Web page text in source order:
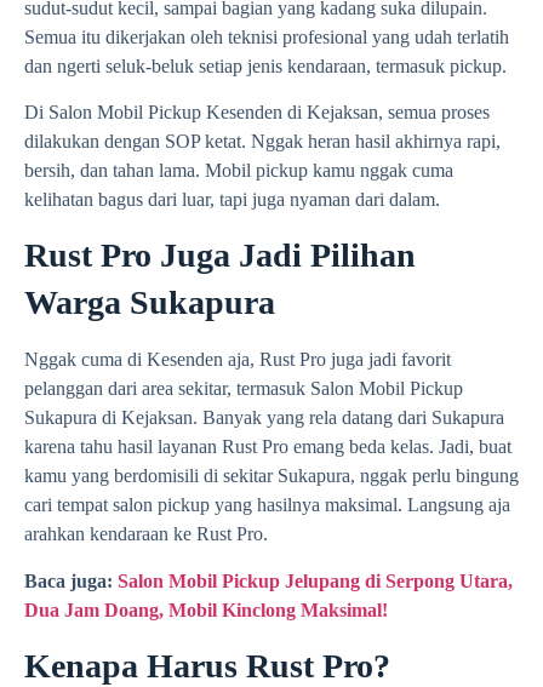
sudut-sudut kecil, sampai bagian yang kadang suka dilupain.
Semua itu dikerjakan oleh teknisi profesional yang udah terlatih
dan ngerti seluk-beluk setiap jenis kendaraan, termasuk pickup.
Di Salon Mobil Pickup Kesenden di Kejaksan, semua proses
dilakukan dengan SOP ketat. Nggak heran hasil akhirnya rapi,
bersih, dan tahan lama. Mobil pickup kamu nggak cuma
kelihatan bagus dari luar, tapi juga nyaman dari dalam.
Rust Pro Juga Jadi Pilihan
Warga Sukapura
Nggak cuma di Kesenden aja, Rust Pro juga jadi favorit
pelanggan dari area sekitar, termasuk Salon Mobil Pickup
Sukapura di Kejaksan. Banyak yang rela datang dari Sukapura
karena tahu hasil layanan Rust Pro emang beda kelas. Jadi, buat
kamu yang berdomisili di sekitar Sukapura, nggak perlu bingung
cari tempat salon pickup yang hasilnya maksimal. Langsung aja
arahkan kendaraan ke Rust Pro.
Baca juga: Salon Mobil Pickup Jelupang di Serpong Utara,
Dua Jam Doang, Mobil Kinclong Maksimal!
Kenapa Harus Rust Pro?